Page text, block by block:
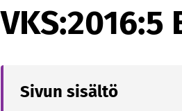
Sivun sisältö